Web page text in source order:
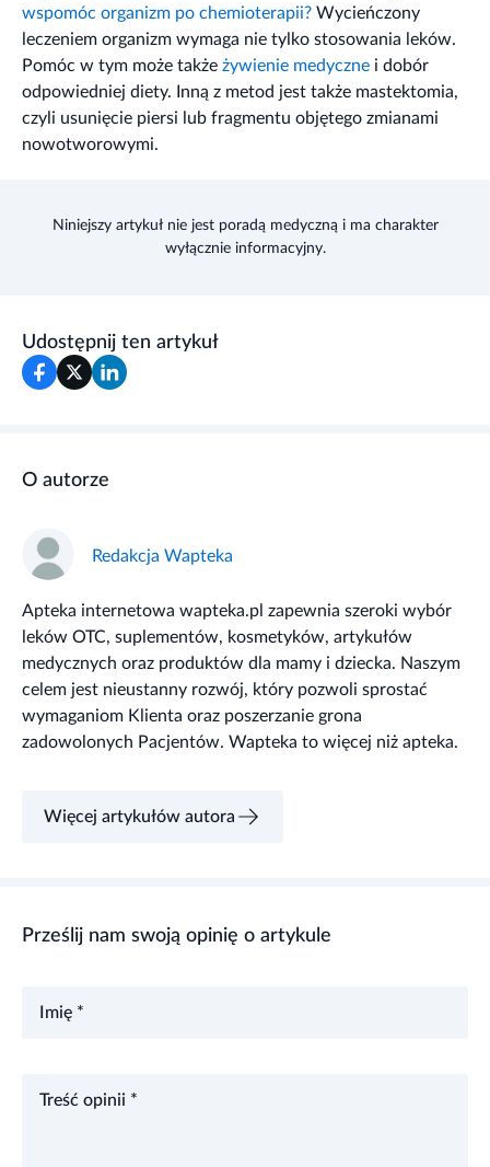
wspomóc organizm po chemioterapii? Wycieńczony
leczeniem organizm wymaga nie tylko stosowania leków.
Pomóc w tym może także żywienie medyczne i dobór
odpowiedniej diety. Inną z metod jest także mastektomia,
czyli usunięcie piersi lub fragmentu objętego zmianami
nowotworowymi.
Niniejszy artykuł nie jest poradą medyczną i ma charakter
wyłącznie informacyjny.
Udostępnij ten artykuł
O autorze
Redakcja Wapteka
Apteka internetowa wapteka.pl zapewnia szeroki wybór
leków OTC, suplementów, kosmetyków, artykułów
medycznych oraz produktów dla mamy i dziecka. Naszym
celem jest nieustanny rozwój, który pozwoli sprostać
wymaganiom Klienta oraz poszerzanie grona
zadowolonych Pacjentów. Wapteka to więcej niż apteka.
Więcej artykułów autora
Prześlij nam swoją opinię o artykule
Imię *
Treść opinii *